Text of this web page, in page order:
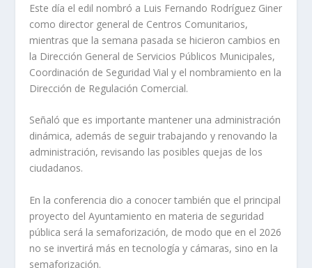
Este día el edil nombró a Luis Fernando Rodríguez Giner
como director general de Centros Comunitarios,
mientras que la semana pasada se hicieron cambios en
la Dirección General de Servicios Públicos Municipales,
Coordinación de Seguridad Vial y el nombramiento en la
Dirección de Regulación Comercial.
Señaló que es importante mantener una administración
dinámica, además de seguir trabajando y renovando la
administración, revisando las posibles quejas de los
ciudadanos.
En la conferencia dio a conocer también que el principal
proyecto del Ayuntamiento en materia de seguridad
pública será la semaforización, de modo que en el 2026
no se invertirá más en tecnología y cámaras, sino en la
semaforización.